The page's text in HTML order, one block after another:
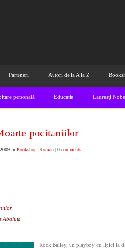
Parteneri Autori de la A la Z
personală Educatie Laureaţi
pocitaniilor
in Bookshop Roman | 0 comments
Abaluta
Rock Bailey, un playboy cu lipici la